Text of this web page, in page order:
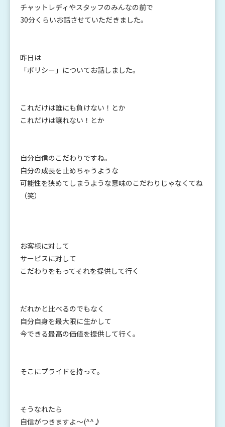
チャットレディやスタッフのみんなの前で
30分くらいお話させていただきました。
昨日は
「ポリシー」についてお話しました。
これだけは誰にも負けない！とか
これだけは譲れない！とか
自分自信のこだわりですね。
自分の成長を止めちゃうような
可能性を狭めてしまうような意味のこだわりじゃなくてね
（笑）
お客様に対して
サービスに対して
こだわりをもってそれを提供して行く
だれかと比べるのでもなく
自分自身を最大限に生かして
今できる最高の価値を提供して行く。
そこにプライドを持って。
そうなれたら
自信がつきますよ～(^^♪